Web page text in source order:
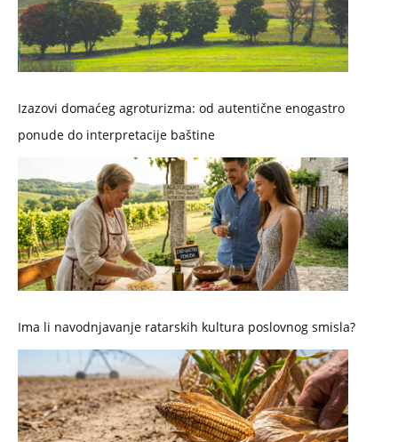
Izazovi domaćeg agroturizma: od autentične enogastro
ponude do interpretacije baštine
Ima li navodnjavanje ratarskih kultura poslovnog smisla?